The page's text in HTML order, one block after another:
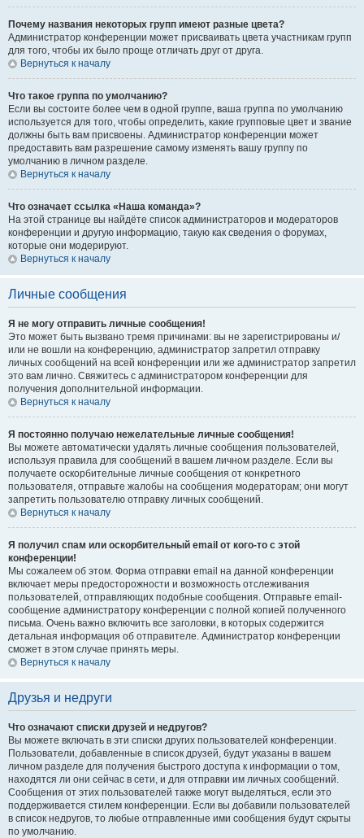
Почему названия некоторых групп имеют разные цвета?
Администратор конференции может присваивать цвета участникам групп
для того, чтобы их было проще отличать друг от друга.
Вернуться к началу
Что такое группа по умолчанию?
Если вы состоите более чем в одной группе, ваша группа по умолчанию
используется для того, чтобы определить, какие групповые цвет и звание
должны быть вам присвоены. Администратор конференции может
предоставить вам разрешение самому изменять вашу группу по
умолчанию в личном разделе.
Вернуться к началу
Что означает ссылка «Наша команда»?
На этой странице вы найдёте список администраторов и модераторов
конференции и другую информацию, такую как сведения о форумах,
которые они модерируют.
Вернуться к началу
Личные сообщения
Я не могу отправить личные сообщения!
Это может быть вызвано тремя причинами: вы не зарегистрированы и/
или не вошли на конференцию, администратор запретил отправку
личных сообщений на всей конференции или же администратор запретил
это вам лично. Свяжитесь с администратором конференции для
получения дополнительной информации.
Вернуться к началу
Я постоянно получаю нежелательные личные сообщения!
Вы можете автоматически удалять личные сообщения пользователей,
используя правила для сообщений в вашем личном разделе. Если вы
получаете оскорбительные личные сообщения от конкретного
пользователя, отправьте жалобы на сообщения модераторам; они могут
запретить пользователю отправку личных сообщений.
Вернуться к началу
Я получил спам или оскорбительный email от кого-то с этой
конференции!
Мы сожалеем об этом. Форма отправки email на данной конференции
включает меры предосторожности и возможность отслеживания
пользователей, отправляющих подобные сообщения. Отправьте email-
сообщение администратору конференции с полной копией полученного
письма. Очень важно включить все заголовки, в которых содержится
детальная информация об отправителе. Администратор конференции
сможет в этом случае принять меры.
Вернуться к началу
Друзья и недруги
Что означают списки друзей и недругов?
Вы можете включать в эти списки других пользователей конференции.
Пользователи, добавленные в список друзей, будут указаны в вашем
личном разделе для получения быстрого доступа к информации о том,
находятся ли они сейчас в сети, и для отправки им личных сообщений.
Сообщения от этих пользователей также могут выделяться, если это
поддерживается стилем конференции. Если вы добавили пользователей
в список недругов, то любые отправленные ими сообщения будут скрыты
по умолчанию.